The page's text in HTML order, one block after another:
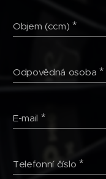
Objem (ccm)
Odpovědná osoba
E-mail
Telefonní číslo